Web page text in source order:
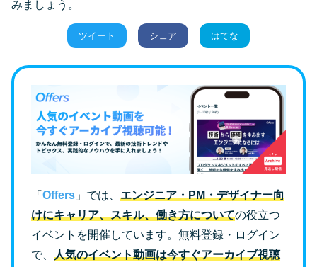
みましょう。
ツイート シェア はてな
「 Offers 」では、 エンジニア・PM・デザイナー向
けにキャリア、スキル、働き方についての役立つ
イベントを開催しています。無料登録・ログイン
で、 人気のイベント動画は今すぐアーカイブ視聴